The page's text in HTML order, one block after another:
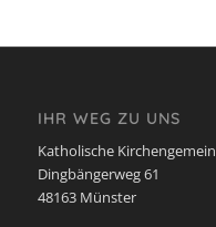
IHR WEG ZU UNS
Katholische
Dingbängerweg 61
48163 Münster